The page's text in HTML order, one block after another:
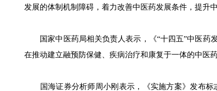
发展的体制机制障碍，着力改善中医药发展条件，提升
国家中医药局相关负责人表示，《“十四五”中医药发
在推动建立融预防保健、疾病治疗和康复于一体的中医
国海证券分析师周小刚表示，《实施方案》发布标